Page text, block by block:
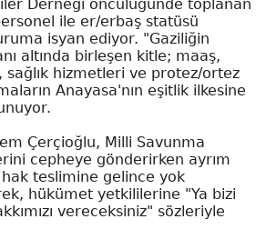
Derneği öncülüğünde toplanan
ile er/erbaş statüsü
isyan ediyor. "Gaziliğin
altında birleşen kitle; maaş,
sağlık hizmetleri ve protez/ortez
Anayasa'nın eşitlik ilkesine
Çerçioğlu, Milli Savunma
cepheye gönderirken ayrım
hak teslimine gelince yok
hükümet yetkililerine "Ya bizi
vereceksiniz" sözleriyle